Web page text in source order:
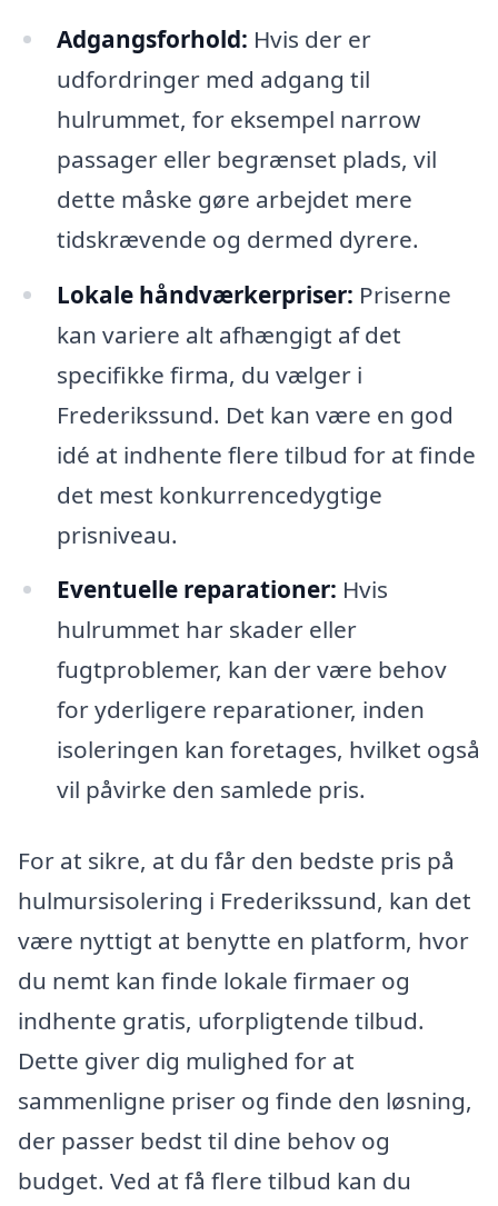
Adgangsforhold: Hvis der er
udfordringer med adgang til
hulrummet, for eksempel narrow
passager eller begrænset plads, vil
dette måske gøre arbejdet mere
tidskrævende og dermed dyrere.
Lokale håndværkerpriser: Priserne
kan variere alt afhængigt af det
specifikke firma, du vælger i
Frederikssund. Det kan være en god
idé at indhente flere tilbud for at finde
det mest konkurrencedygtige
prisniveau.
Eventuelle reparationer: Hvis
hulrummet har skader eller
fugtproblemer, kan der være behov
for yderligere reparationer, inden
isoleringen kan foretages, hvilket også
vil påvirke den samlede pris.
For at sikre, at du får den bedste pris på
hulmursisolering i Frederikssund, kan det
være nyttigt at benytte en platform, hvor
du nemt kan finde lokale firmaer og
indhente gratis, uforpligtende tilbud.
Dette giver dig mulighed for at
sammenligne priser og finde den løsning,
der passer bedst til dine behov og
budget. Ved at få flere tilbud kan du